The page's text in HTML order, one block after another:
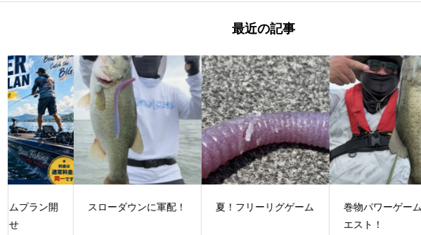
最近の記事
スローダウンに軍配！ 夏！フリーリグゲーム
巻物パワーゲームリク
い